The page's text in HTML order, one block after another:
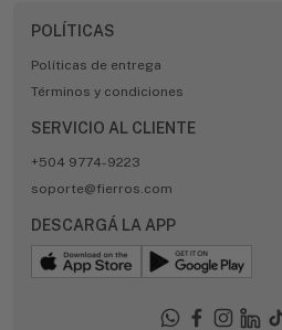
POLÍTICAS
Políticas de entrega
Términos y condiciones
SERVICIO AL CLIENTE
+504 9774-9223
soporte@fierros.com
DESCARGÁ LA APP